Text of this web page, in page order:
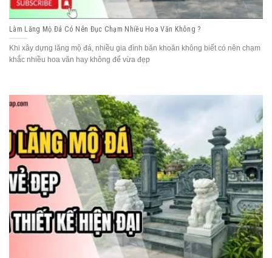
Làm Lăng Mộ Đá Có Nên Đục Chạm Nhiều Hoa Văn Không ?
Khi xây dựng lăng mộ đá, nhiều gia đình băn khoăn không biết có nên chạm
khắc nhiều hoa văn hay không để vừa đẹp